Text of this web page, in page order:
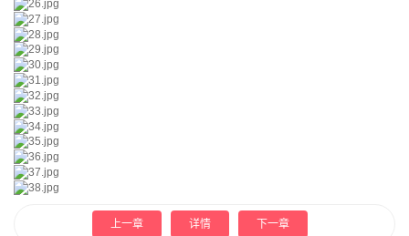
上一章 详情 下一章